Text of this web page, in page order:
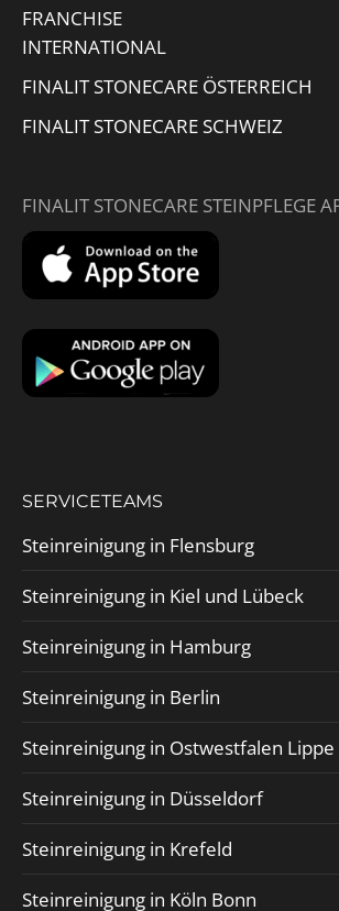
FRANCHISE
INTERNATIONAL
FINALIT STONECARE ÖSTERREICH
FINALIT STONECARE SCHWEIZ
FINALIT STONECARE STEINPFLEGE
SERVICETEAMS
Steinreinigung in Flensburg
Steinreinigung in Kiel und Lübeck
Steinreinigung in Hamburg
Steinreinigung in Berlin
Steinreinigung in Ostwestfalen Lippe
Steinreinigung in Düsseldorf
Steinreinigung in Krefeld
Steinreinigung in Köln Bonn